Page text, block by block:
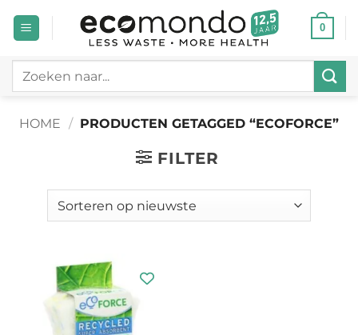
naar
0
Zoeken
HOME / PRODUCTEN GETAGGED “ECOFORCE”
FILTER